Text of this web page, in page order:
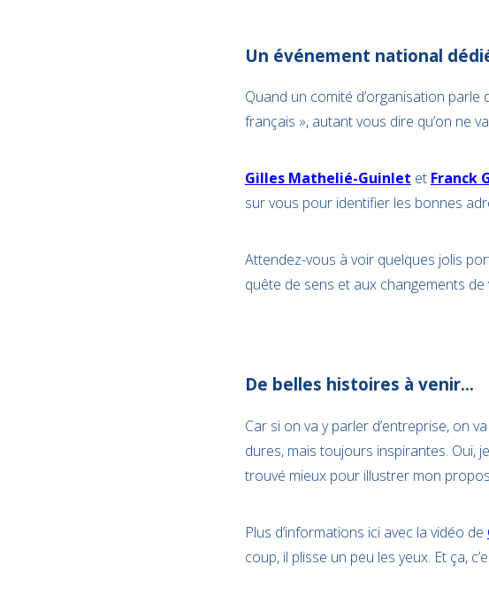
Un événement national
Quand un comité d’organisation
français », autant vous dire qu’on ne
Gilles Mathelié-Guinlet et Franck
sur vous pour identifier les bonnes
Attendez-vous à voir quelques jolis
quête de sens et aux changements
De belles histoires à venir…
Car si on va y parler d’entreprise, on
dures, mais toujours inspirantes. Oui,
trouvé mieux pour illustrer mon
Plus d’informations ici avec la vidéo de
coup, il plisse un peu les yeux. Et ça,